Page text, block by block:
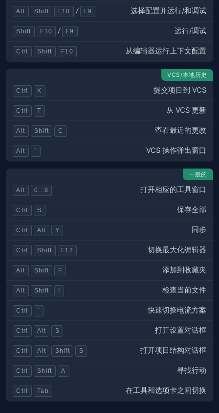
Alt Shift F10 / F9 选择配置并运行/和调试
Shift F10 / F9 运行/调试
Ctrl Shift F10 从编辑器运行上下文配置
VCS/本地历史
Ctrl K 提交项目到 VCS
Ctrl T 从 VCS 更新
Alt Shift C 查看最近的更改
Alt ` VCS 操作弹出窗口
一般的
Alt 0...9 打开相应的工具窗口
Ctrl S 保存全部
Ctrl Alt Y 同步
Ctrl Shift F12 切换最大化编辑器
Alt Shift F 添加到收藏夹
Alt Shift 检查当前文件
Ctrl ` 快速切换电流方案
Ctrl Alt S 打开设置对话框
Ctrl Alt Shift S 打开项目结构对话框
Ctrl Shift A 寻找行动
Ctrl Tab 在工具和选项卡之间切换